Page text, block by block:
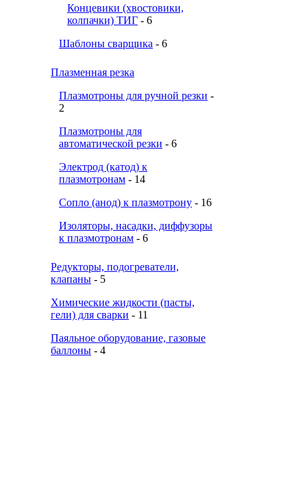
Концевики (хвостовики,
колпачки) ТИГ - 6
Шаблоны сварщика - 6
Плазменная резка
Плазмотроны для ручной резки -
2
Плазмотроны для
автоматической резки - 6
Электрод (катод) к
плазмотронам - 14
Сопло (анод) к плазмотрону - 16
Изоляторы, насадки, диффузоры
к плазмотронам - 6
Редукторы, подогреватели,
клапаны - 5
Химические жидкости (пасты,
гели) для сварки - 11
Паяльное оборудование, газовые
баллоны - 4